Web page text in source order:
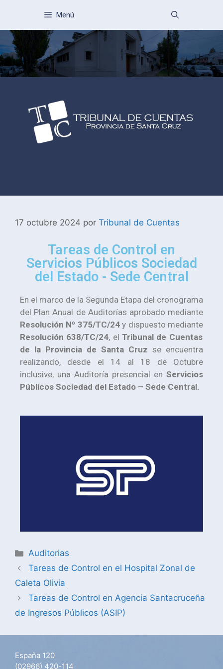
Menú
17 octubre 2024 por Tribunal de Cuentas
Tareas de Control en
Servicios Públicos Sociedad
del Estado - Sede Central
En el marco de la Segunda Etapa del cronograma
del Plan Anual de Auditorías aprobado mediante
Resolución Nº 375/TC/24y dispuesto mediante
Resolución 638/TC/24, elTribunal de Cuentas
de la Provincia de Santa Cruz se encuentra
realizando, desde el 14 al 18 de Octubre
inclusive, una Auditoría presencial en Servicios
Públicos Sociedad del Estado – Sede Central.
Auditorias
Tareas de Control en el Hospital Zonal de
Caleta Olivia
Tareas de Control en Agencia Santacruceña
de Ingresos Públicos (ASIP)
España 120
(02966) 420-114